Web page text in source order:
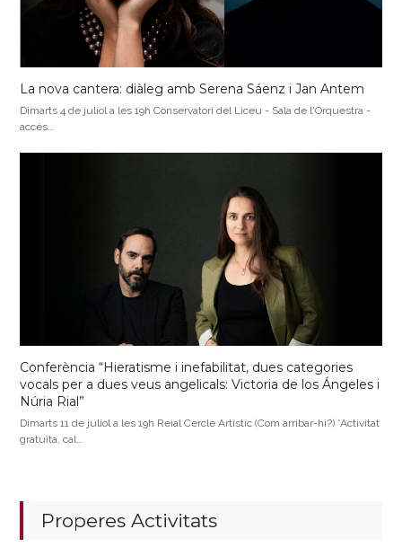
La nova cantera: diàleg amb Serena Sáenz i Jan Antem
Dimarts 4 de juliol a les 19h Conservatori del Liceu - Sala de l'Orquestra -
accés…
Conferència “Hieratisme i inefabilitat, dues categories
vocals per a dues veus angelicals: Victoria de los Ángeles i
Núria Rial”
Dimarts 11 de juliol a les 19h Reial Cercle Artístic (Com arribar-hi?) *Activitat
gratuïta, cal…
Properes Activitats